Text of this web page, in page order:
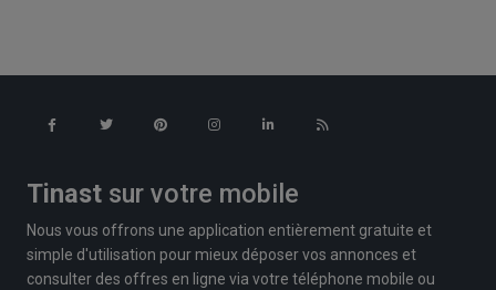
Tinast sur votre mobile
Nous vous offrons une application entièrement gratuite et
simple d'utilisation pour mieux déposer vos annonces et
consulter des offres en ligne via votre téléphone mobile ou